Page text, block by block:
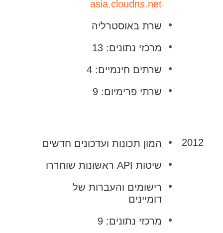
asia.cloudns.net
שרת באוסטרליה
מרכזי נתונים: 13
שרתים חינמיים: 4
שרתי פרימיום: 9
2012
המון תכונות ועדכונים חדשים
שיטות API ראשונות שוחררו
רישומים והעברות של
דומיינים
מרכזי נתונים: 9